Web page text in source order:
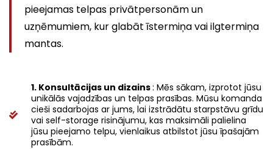
pieejamas telpas privātpersonām un
uzņēmumiem, kur glabāt īstermiņa vai ilgtermiņa
mantas.
1. Konsultācijas un dizains: Mēs sākam, izprotot jūsu
unikālās vajadzības un telpas prasības. Mūsu komanda
cieši sadarbojas ar jums, lai izstrādātu starpstāvu grīdu
vai self-storage risinājumu, kas maksimāli palielina
jūsu pieejamo telpu, vienlaikus atbilstot jūsu īpašajām
prasībām.